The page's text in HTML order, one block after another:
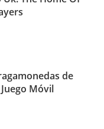
de
Móvil